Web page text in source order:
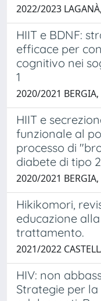
2022/2023
HIIT e BDNF:
efficace per
cognitivo nei
1
2020/2021 BERGIA,
HIIT e
funzionale al
processo di
diabete di tipo
2020/2021 BERGIA,
Hikikomori,
educazione
trattamento.
2021/2022
HIV: non
Strategie per